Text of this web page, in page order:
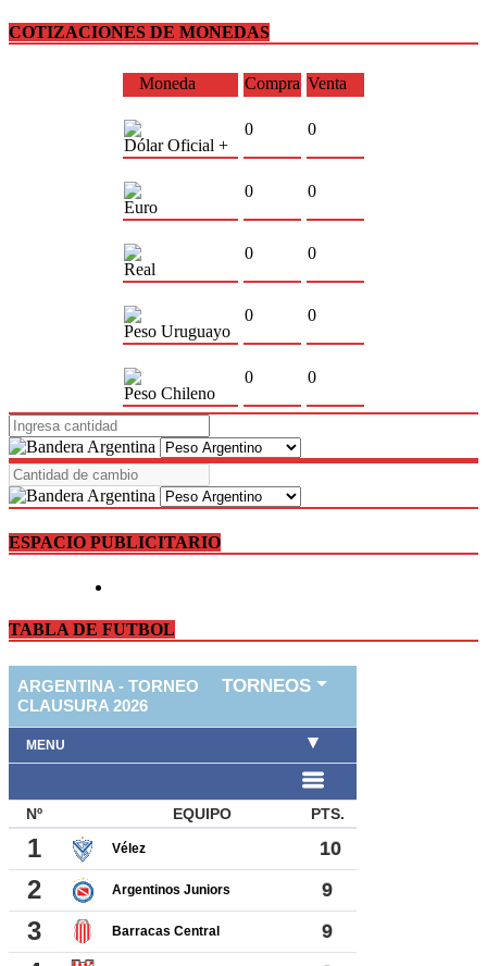
COTIZACIONES DE MONEDAS
Moneda Compra Venta
Dólar Oficial +
0 0
Euro
0 0
Real
0 0
Peso Uruguayo
0 0
Peso Chileno
0 0
ESPACIO PUBLICITARIO
TABLA DE FUTBOL